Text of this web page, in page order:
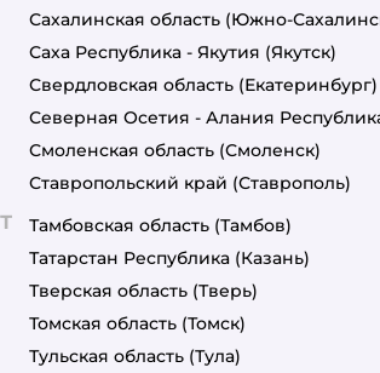
Сахалинская область (Южно-
Саха Республика - Якутия (Якутск)
Свердловская область (Екатеринбург)
Северная Осетия - Алания
Смоленская область (Смоленск)
Ставропольский край (Ставрополь)
Т Тамбовская область (Тамбов)
Татарстан Республика (Казань)
Тверская область (Тверь)
Томская область (Томск)
Тульская область (Тула)